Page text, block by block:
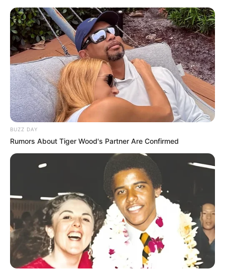
BUZZ DAY
Rumors About Tiger Wood's Partner Are Confirmed